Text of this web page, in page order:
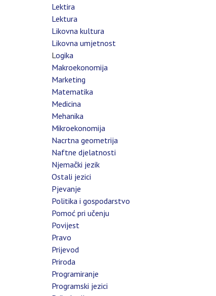
Lektira
Lektura
Likovna kultura
Likovna umjetnost
Logika
Makroekonomija
Marketing
Matematika
Medicina
Mehanika
Mikroekonomija
Nacrtna geometrija
Naftne djelatnosti
Njemački jezik
Ostali jezici
Pjevanje
Politika i gospodarstvo
Pomoć pri učenju
Povijest
Pravo
Prijevod
Priroda
Programiranje
Programski jezici